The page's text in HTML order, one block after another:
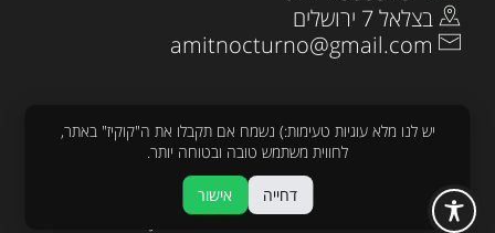
בצלאל 7 ירושלים
כל הזכויות שמורות לנוקטורנו 2025
עיצוב:rawפיתוח :sjonnie
יש לנו מלא עוגיות טעימות:) נשמח אם תקבלו את ה"קוקיז" באתר,
לחווית משתמש טובה ובטוחה יותר.
דחייה אישור